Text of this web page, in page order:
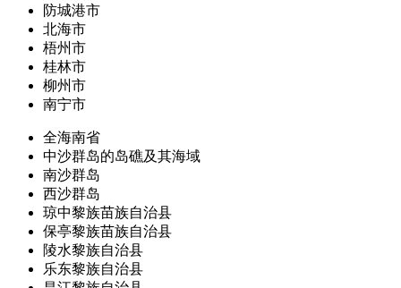
防城港市
北海市
梧州市
桂林市
柳州市
南宁市
全海南省
中沙群岛的岛礁及其海域
南沙群岛
西沙群岛
琼中黎族苗族自治县
保亭黎族苗族自治县
陵水黎族自治县
乐东黎族自治县